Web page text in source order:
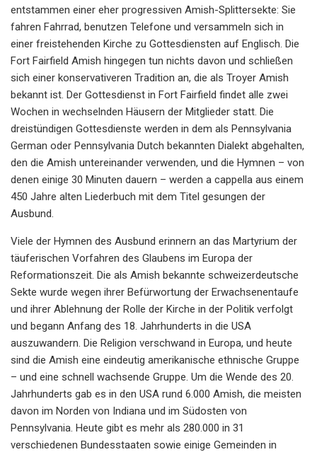
entstammen einer eher progressiven Amish-Splittersekte: Sie
fahren Fahrrad, benutzen Telefone und versammeln sich in
einer freistehenden Kirche zu Gottesdiensten auf Englisch. Die
Fort Fairfield Amish hingegen tun nichts davon und schließen
sich einer konservativeren Tradition an, die als Troyer Amish
bekannt ist. Der Gottesdienst in Fort Fairfield findet alle zwei
Wochen in wechselnden Häusern der Mitglieder statt. Die
dreistündigen Gottesdienste werden in dem als Pennsylvania
German oder Pennsylvania Dutch bekannten Dialekt abgehalten,
den die Amish untereinander verwenden, und die Hymnen – von
denen einige 30 Minuten dauern – werden a cappella aus einem
450 Jahre alten Liederbuch mit dem Titel gesungen der
Ausbund.
Viele der Hymnen des Ausbund erinnern an das Martyrium der
täuferischen Vorfahren des Glaubens im Europa der
Reformationszeit. Die als Amish bekannte schweizerdeutsche
Sekte wurde wegen ihrer Befürwortung der Erwachsenentaufe
und ihrer Ablehnung der Rolle der Kirche in der Politik verfolgt
und begann Anfang des 18. Jahrhunderts in die USA
auszuwandern. Die Religion verschwand in Europa, und heute
sind die Amish eine eindeutig amerikanische ethnische Gruppe
– und eine schnell wachsende Gruppe. Um die Wende des 20.
Jahrhunderts gab es in den USA rund 6.000 Amish, die meisten
davon im Norden von Indiana und im Südosten von
Pennsylvania. Heute gibt es mehr als 280.000 in 31
verschiedenen Bundesstaaten sowie einige Gemeinden in